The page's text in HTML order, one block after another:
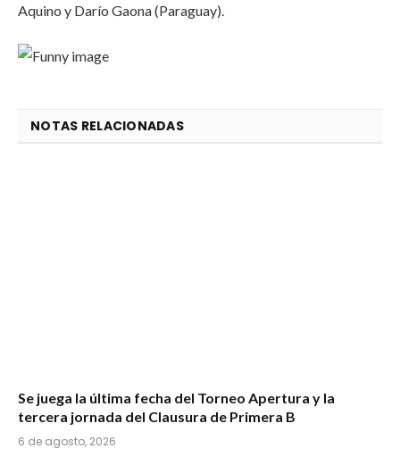
Aquino y Darío Gaona (Paraguay).
NOTAS RELACIONADAS
Se juega la última fecha del Torneo Apertura y la
tercera jornada del Clausura de Primera B
6 de agosto, 2026